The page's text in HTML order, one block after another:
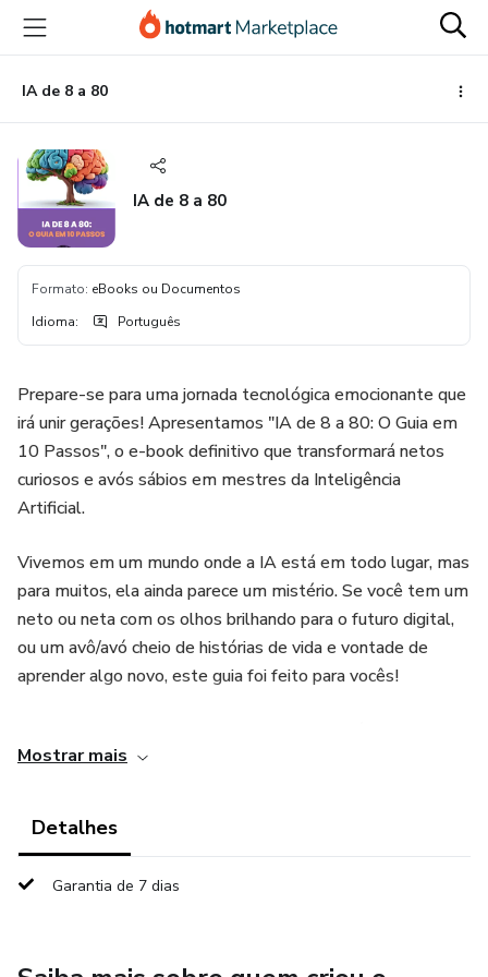
para
conteúdo
principal
para
pagamento
para
rodapéIA de 8 a 80
IA de 8 a 80
Formato: eBooks ou Documentos
Idioma: Português
Prepare-se para uma jornada tecnológica emocionante que
irá unir gerações! Apresentamos "IA de 8 a 80: O Guia em
10 Passos", o e-book definitivo que transformará netos
curiosos e avós sábios em mestres da Inteligência
Artificial.
Vivemos em um mundo onde a IA está em todo lugar, mas
para muitos, ela ainda parece um mistério. Se você tem um
neto ou neta com os olhos brilhando para o futuro digital,
ou um avô/avó cheio de histórias de vida e vontade de
aprender algo novo, este guia foi feito para vocês!
Esqueça os livros que parecem escritos para cientistas.
divertido, acessível e, acima de tudo, para ser lido e usado
rápidos, enquanto avós serão os "comandantes" com a
Mostrar mais
Detalhes
Garantia de 7 dias